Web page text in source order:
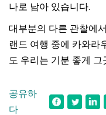
나로 남아 있습니다.
대부분의 다른 관찰에
랜드 여행 중에 카와라
도 우리는 기분 좋게
공유하
다